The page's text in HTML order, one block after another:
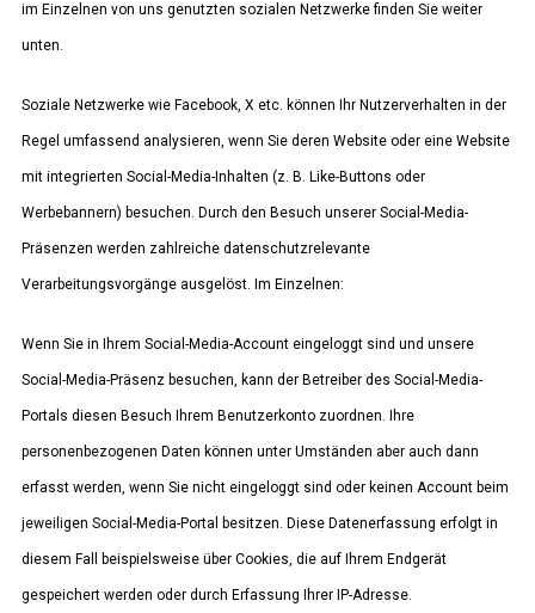
im Einzelnen von uns genutzten sozialen Netzwerke finden Sie weiter
unten.
Soziale Netzwerke wie Facebook, X etc. können Ihr Nutzerverhalten in der
Regel umfassend analysieren, wenn Sie deren Website oder eine Website
mit integrierten Social-Media-Inhalten (z. B. Like-Buttons oder
Werbebannern) besuchen. Durch den Besuch unserer Social-Media-
Präsenzen werden zahlreiche datenschutzrelevante
Verarbeitungsvorgänge ausgelöst. Im Einzelnen:
Wenn Sie in Ihrem Social-Media-Account eingeloggt sind und unsere
Social-Media-Präsenz besuchen, kann der Betreiber des Social-Media-
Portals diesen Besuch Ihrem Benutzerkonto zuordnen. Ihre
personenbezogenen Daten können unter Umständen aber auch dann
erfasst werden, wenn Sie nicht eingeloggt sind oder keinen Account beim
jeweiligen Social-Media-Portal besitzen. Diese Datenerfassung erfolgt in
diesem Fall beispielsweise über Cookies, die auf Ihrem Endgerät
gespeichert werden oder durch Erfassung Ihrer IP-Adresse.